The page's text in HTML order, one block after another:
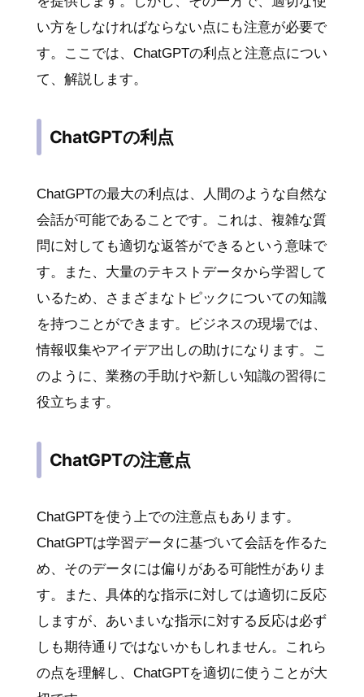
い方をしなければならない点にも注意が必要で
す。ここでは、ChatGPTの利点と注意点につい
て、解説します。
ChatGPTの利点
ChatGPTの最大の利点は、人間のような自然な
会話が可能であることです。これは、複雑な質
問に対しても適切な返答ができるという意味で
す。また、大量のテキストデータから学習して
いるため、さまざまなトピックについての知識
を持つことができます。ビジネスの現場では、
情報収集やアイデア出しの助けになります。こ
のように、業務の手助けや新しい知識の習得に
役立ちます。
ChatGPTの注意点
ChatGPTを使う上での注意点もあります。
ChatGPTは学習データに基づいて会話を作るた
め、そのデータには偏りがある可能性がありま
す。また、具体的な指示に対しては適切に反応
しますが、あいまいな指示に対する反応は必ず
しも期待通りではないかもしれません。これら
の点を理解し、ChatGPTを適切に使うことが大